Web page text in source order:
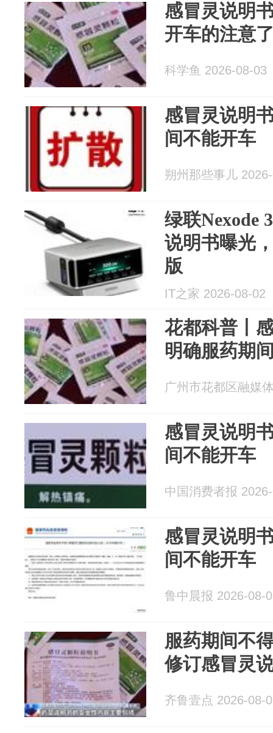
感冒灵说明
开车的注意
科学鱼 2026-08-03
感冒灵说明
间不能开车
朔州那些事儿
绿联Nexode
说明书曝光
版
IT之家 2026-08-02
花都科普丨
明确服药期
广州市花都区融媒
感冒灵说明
间不能开车
中国消费者报
感冒灵说明
间不能开车
鲁中晨报 2026-08-
服药期间不
修订感冒灵
齐鲁壹点 2026-08-